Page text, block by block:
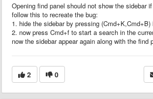
Opening find panel should not show the sidebar
follow this to recreate the bug:
1. hide the sidebar by pressing
2. now press Cmd+f to start a search in the
now the sidebar appear again along with the find
2 0